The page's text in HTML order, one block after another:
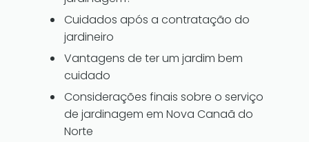
Cuidados após a contratação do
jardineiro
Vantagens de ter um jardim bem
cuidado
Considerações finais sobre o serviço
de jardinagem em Nova Canaã do
Norte